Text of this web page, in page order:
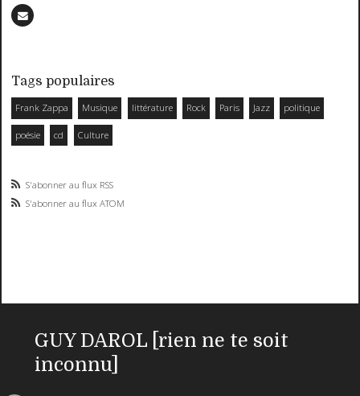
Tags populaires
Frank Zappa Musique littérature Rock Paris Jazz politique
poésie cd Culture
S'abonner au flux RSS
S'abonner au flux ATOM
GUY DAROL [rien ne te soit
inconnu]